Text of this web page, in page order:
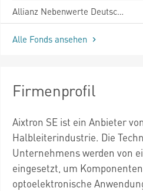
Allianz Nebenwerte Deutschland - A - EUR
Alle Fonds ansehen
Firmenprofil
Aixtron SE ist ein Anbieter
Halbleiterindustrie. Die
Unternehmens werden von
eingesetzt, um
optoelektronische